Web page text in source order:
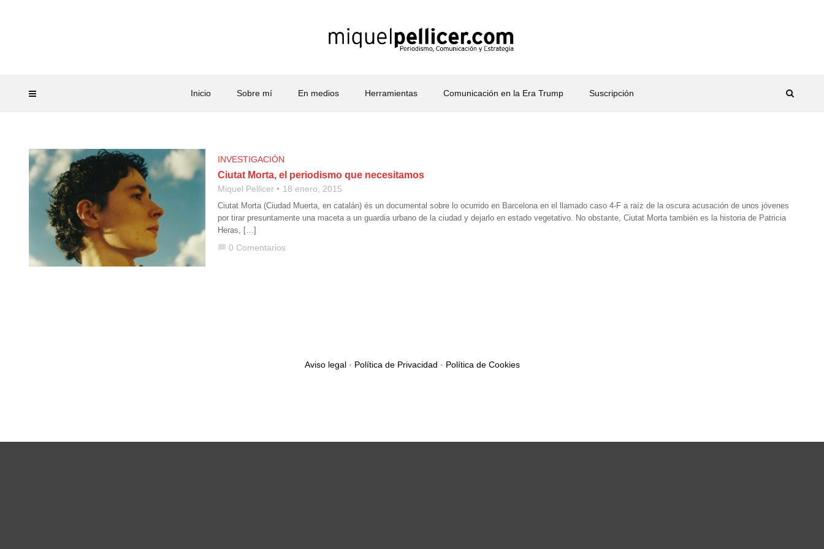
Inicio Sobre mí En medios Herramientas Comunicación en la Era Trump Suscripción
INVESTIGACIÓN
Ciutat Morta, el periodismo que necesitamos
Miquel Pellicer 18 enero, 2015
Ciutat Morta (Ciudad Muerta, en catalán) és un documental sobre lo ocurrido en Barcelona en el llamado caso 4-F a raíz de la oscura acusación de unos jóvenes
por tirar presuntamente una maceta a un guardia urbano de la ciudad y dejarlo en estado vegetativo. No obstante, Ciutat Morta también es la historia de Patricia
Heras, […]
chat_bubble 0 Comentarios
Aviso legal· Política de Privacidad · Política de Cookies